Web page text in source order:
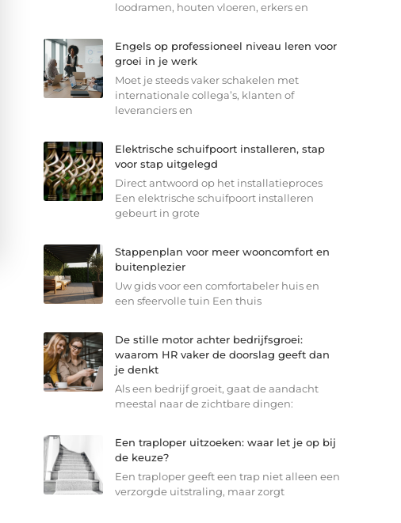
loodramen, houten vloeren, erkers en
Engels op professioneel niveau leren voor
groei in je werk
Moet je steeds vaker schakelen met
internationale collega’s, klanten of
leveranciers en
Elektrische schuifpoort installeren, stap
voor stap uitgelegd
Direct antwoord op het installatieproces
Een elektrische schuifpoort installeren
gebeurt in grote
Stappenplan voor meer wooncomfort en
buitenplezier
Uw gids voor een comfortabeler huis en
een sfeervolle tuin Een thuis
De stille motor achter bedrijfsgroei:
waarom HR vaker de doorslag geeft dan
je denkt
Als een bedrijf groeit, gaat de aandacht
meestal naar de zichtbare dingen:
Een traploper uitzoeken: waar let je op bij
de keuze?
Een traploper geeft een trap niet alleen een
verzorgde uitstraling, maar zorgt